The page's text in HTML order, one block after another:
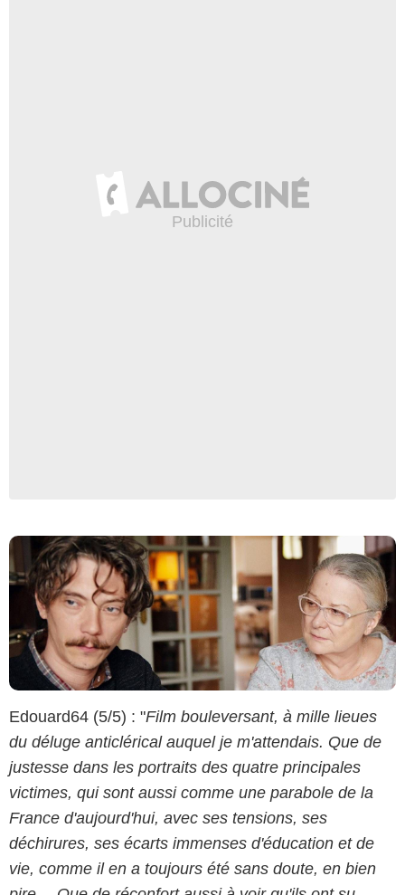
Edouard64 (5/5) : "Film bouleversant, à mille lieues
du déluge anticlérical auquel je m'attendais. Que de
justesse dans les portraits des quatre principales
victimes, qui sont aussi comme une parabole de la
France d'aujourd'hui, avec ses tensions, ses
déchirures, ses écarts immenses d'éducation et de
vie, comme il en a toujours été sans doute, en bien